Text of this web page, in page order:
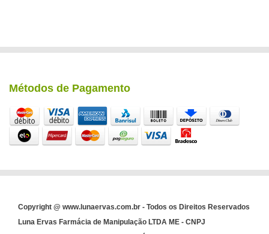
Métodos de Pagamento
Copyright @ www.lunaervas.com.br - Todos os Direitos Reservados
Luna Ervas Farmácia de Manipulação LTDA ME - CNPJ